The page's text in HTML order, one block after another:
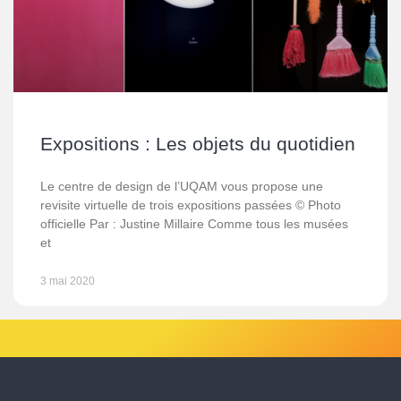
Expositions : Les objets du quotidien
Le centre de design de l’UQAM vous propose une
revisite virtuelle de trois expositions passées © Photo
officielle Par : Justine Millaire Comme tous les musées
et
3 mai 2020